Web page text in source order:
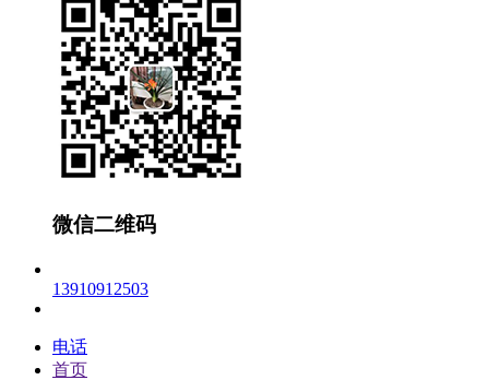
微信二维码
13910912503
电话
首页